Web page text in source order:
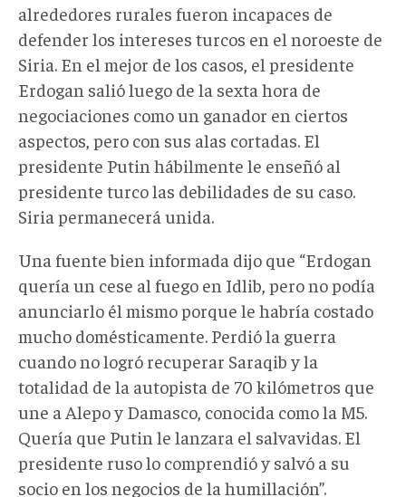
alrededores rurales fueron incapaces de
defender los intereses turcos en el noroeste de
Siria. En el mejor de los casos, el presidente
Erdogan salió luego de la sexta hora de
negociaciones como un ganador en ciertos
aspectos, pero con sus alas cortadas. El
presidente Putin hábilmente le enseñó al
presidente turco las debilidades de su caso.
Siria permanecerá unida.
Una fuente bien informada dijo que “Erdogan
quería un cese al fuego en Idlib, pero no podía
anunciarlo él mismo porque le habría costado
mucho domésticamente. Perdió la guerra
cuando no logró recuperar Saraqib y la
totalidad de la autopista de 70 kilómetros que
une a Alepo y Damasco, conocida como la M5.
Quería que Putin le lanzara el salvavidas. El
presidente ruso lo comprendió y salvó a su
socio en los negocios de la humillación”.